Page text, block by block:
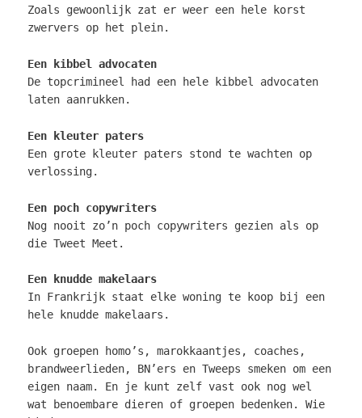
Zoals gewoonlijk zat er weer een hele korst
zwervers op het plein.
Een kibbel advocaten
De topcrimineel had een hele kibbel advocaten
laten aanrukken.
Een kleuter paters
Een grote kleuter paters stond te wachten op
verlossing.
Een poch copywriters
Nog nooit zo’n poch copywriters gezien als op
die Tweet Meet.
Een knudde makelaars
In Frankrijk staat elke woning te koop bij een
hele knudde makelaars.
Ook groepen homo’s, marokkaantjes, coaches,
brandweerlieden, BN’ers en Tweeps smeken om een
eigen naam. En je kunt zelf vast ook nog wel
wat benoembare dieren of groepen bedenken. Wie